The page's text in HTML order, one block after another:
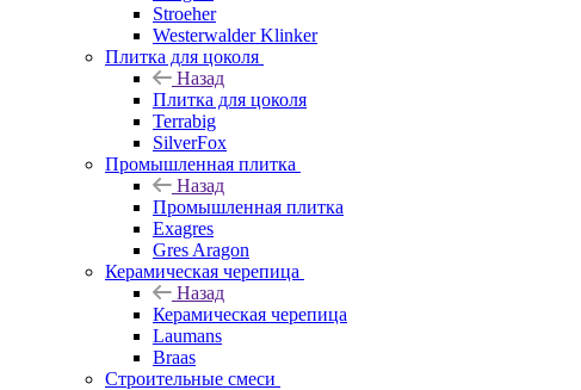
Stroeher
Westerwalder Klinker
Плитка для цоколя
Назад
Плитка для цоколя
Terrabig
SilverFox
Промышленная плитка
Назад
Промышленная плитка
Exagres
Gres Aragon
Керамическая черепица
Назад
Керамическая черепица
Laumans
Braas
Строительные смеси